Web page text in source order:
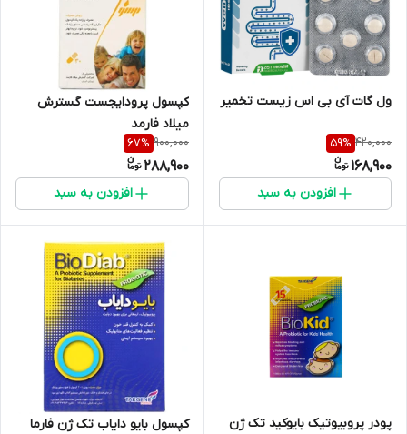
ول گات آی بی اس زیست تخمیر
420,000
59%
168,900
افزودن به سبد
کپسول پرودایجست گسترش
میلاد فارمد
900,000
67%
288,900
افزودن به سبد
پودر پروبیوتیک بایوکید تک ژن
کپسول بایو دایاب تک ژن فارما